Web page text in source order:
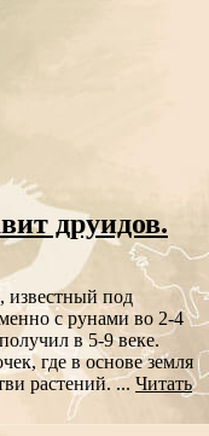
друидов.
известный под
с рунами во 2-4
в 5-9 веке.
где в основе земля
растений. ... Читать